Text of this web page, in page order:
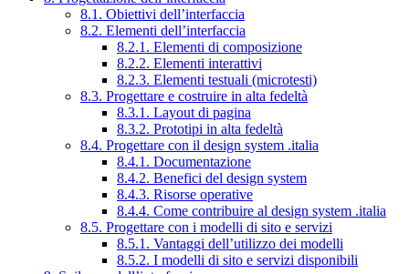
8.1. Obiettivi dell’interfaccia
8.2. Elementi dell’interfaccia
8.2.1. Elementi di composizione
8.2.2. Elementi interattivi
8.2.3. Elementi testuali (microtesti)
8.3. Progettare e costruire in alta fedeltà
8.3.1. Layout di pagina
8.3.2. Prototipi in alta fedeltà
8.4. Progettare con il design system .italia
8.4.1. Documentazione
8.4.2. Benefici del design system
8.4.3. Risorse operative
8.4.4. Come contribuire al design system .italia
8.5. Progettare con i modelli di sito e servizi
8.5.1. Vantaggi dell’utilizzo dei modelli
8.5.2. I modelli di sito e servizi disponibili